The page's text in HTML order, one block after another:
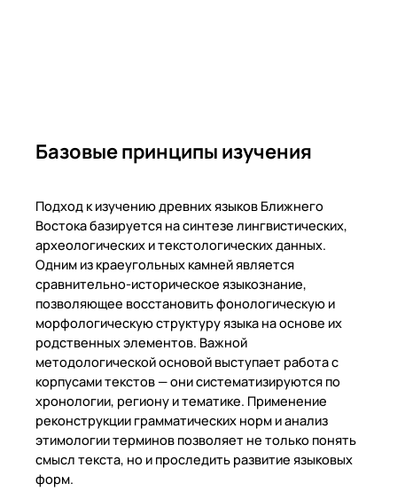
Базовые принципы изучения
Подход к изучению древних языков Ближнего
Востока базируется на синтезе лингвистических,
археологических и текстологических данных.
Одним из краеугольных камней является
сравнительно-историческое языкознание,
позволяющее восстановить фонологическую и
морфологическую структуру языка на основе их
родственных элементов. Важной
методологической основой выступает работа с
корпусами текстов — они систематизируются по
хронологии, региону и тематике. Применение
реконструкции грамматических норм и анализ
этимологии терминов позволяет не только понять
смысл текста, но и проследить развитие языковых
форм.